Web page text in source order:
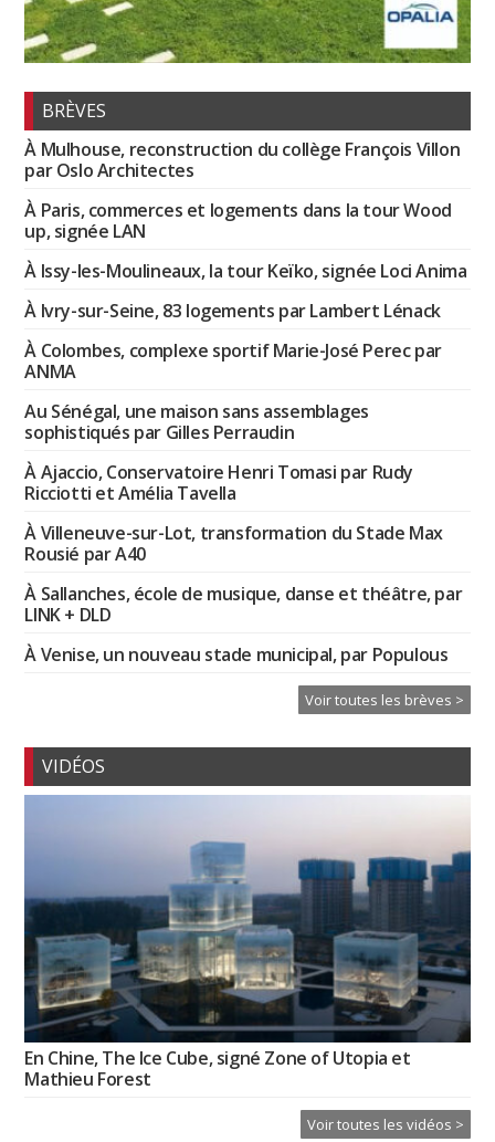
BRÈVES
À Mulhouse, reconstruction du collège François Villon
par Oslo Architectes
À Paris, commerces et logements dans la tour Wood
up, signée LAN
À Issy-les-Moulineaux, la tour Keïko, signée Loci Anima
À Ivry-sur-Seine, 83 logements par Lambert Lénack
À Colombes, complexe sportif Marie-José Perec par
ANMA
Au Sénégal, une maison sans assemblages
sophistiqués par Gilles Perraudin
À Ajaccio, Conservatoire Henri Tomasi par Rudy
Ricciotti et Amélia Tavella
À Villeneuve-sur-Lot, transformation du Stade Max
Rousié par A40
À Sallanches, école de musique, danse et théâtre, par
LINK + DLD
À Venise, un nouveau stade municipal, par Populous
Voir toutes les brèves >
VIDÉOS
En Chine, The Ice Cube, signé Zone of Utopia et
Mathieu Forest
Voir toutes les vidéos >